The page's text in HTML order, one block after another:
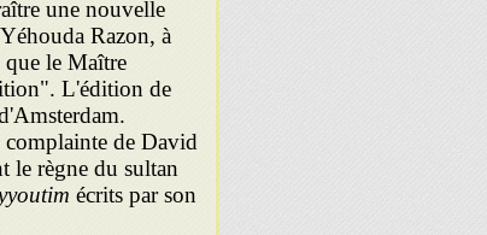
une nouvelle
Razon, à
que le Maître
L'édition de
de David
le règne du sultan
écrits par son